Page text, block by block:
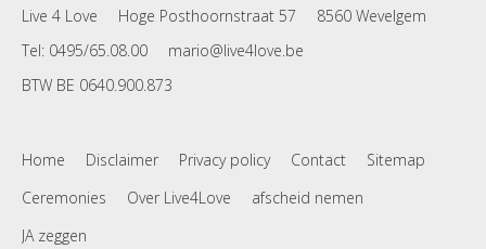
Live 4 Love Hoge Posthoornstraat 57
8560 Wevelgem
Tel: 0495/65.08.00
mario@live4love.be
BTW BE 0640.900.873
Home Disclaimer Privacy policy Contact
Sitemap
Ceremonies
Over Live4Love
afscheid nemen
JA zeggen